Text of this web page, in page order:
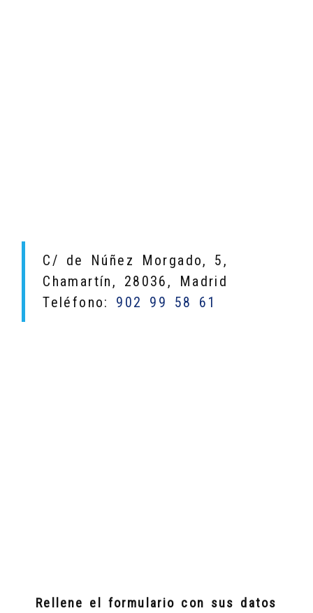
C/ de Núñez Morgado, 5,
Chamartín, 28036, Madrid
Teléfono: 902 99 58 61
Rellene el formulario con sus datos